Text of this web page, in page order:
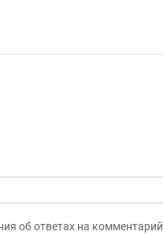
об ответах на комментарий